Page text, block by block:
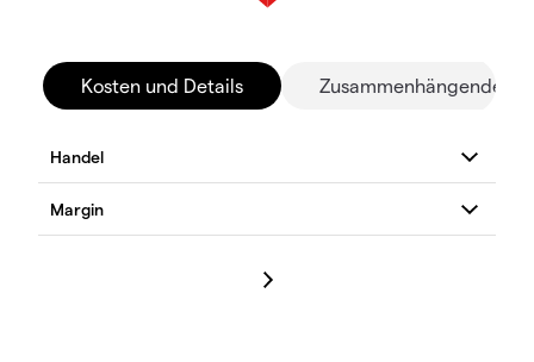
Kosten und Details Zusammenhängende